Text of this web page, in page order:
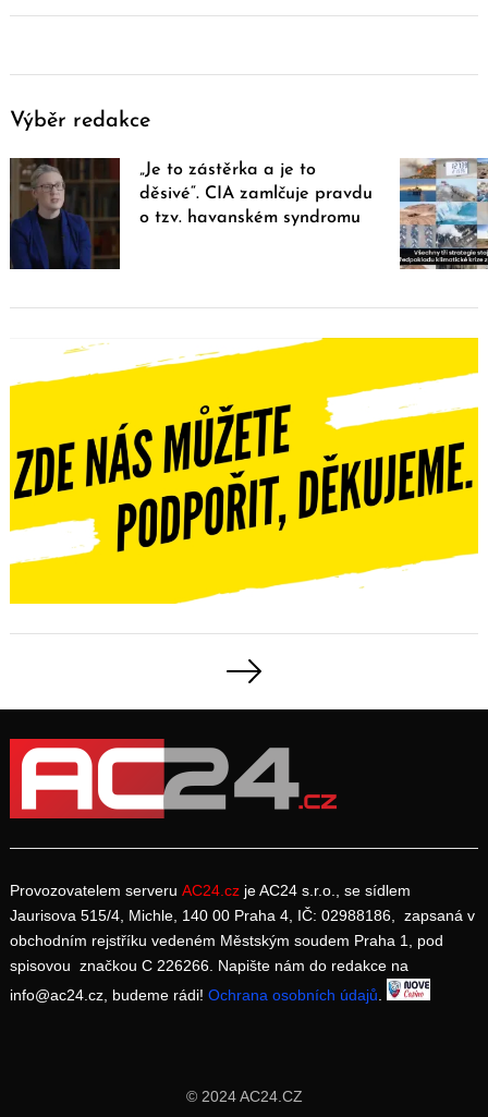
Výběr redakce
„Je to zástěrka a je to
děsivé“. CIA zamlčuje pravdu
o tzv. havanském syndromu
příspěvky
Provozovatelem serveru AC24.cz je AC24 s.r.o., se sídlem
Jaurisova 515/4, Michle, 140 00 Praha 4, IČ: 02988186, zapsaná v
obchodním rejstříku vedeném Městským soudem Praha 1, pod
spisovou značkou C 226266. Napište nám do redakce na
info@ac24.cz, budeme rádi! Ochrana osobních údajů
© 2024 AC24.CZ